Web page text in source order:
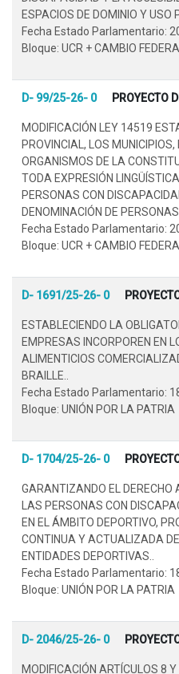
ESPACIOS DE DOMINIO Y USO
Fecha Estado Parlamentario:
Bloque: UCR + CAMBIO FEDERAL
D- 99/25-26- 0 PROYECTO
MODIFICACIÓN LEY 14519
PROVINCIAL, LOS
ORGANISMOS DE LA
TODA EXPRESIÓN
PERSONAS CON
DENOMINACIÓN DE
Fecha Estado Parlamentario:
Bloque: UCR + CAMBIO FEDERAL
D- 1691/25-26- 0
ESTABLECIENDO LA
EMPRESAS INCORPOREN EN
ALIMENTICIOS
BRAILLE..
Fecha Estado Parlamentario:
Bloque: UNIÓN POR LA PATRIA
D- 1704/25-26- 0
GARANTIZANDO EL DERECHO
LAS PERSONAS CON
EN EL ÁMBITO DEPORTIVO,
CONTINUA Y ACTUALIZADA
ENTIDADES DEPORTIVAS..
Fecha Estado Parlamentario:
Bloque: UNIÓN POR LA PATRIA
D- 2046/25-26- 0
MODIFICACIÓN ARTÍCULOS 8